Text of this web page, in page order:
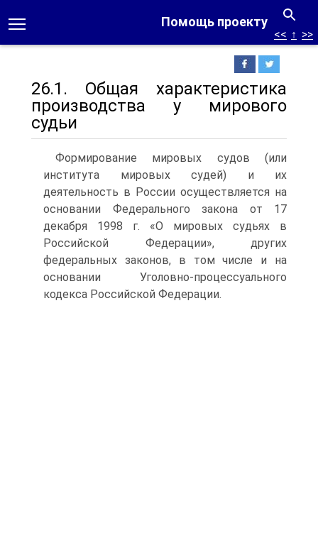
Помощь проекту
<< ↑ >>
26.1. Общая характеристика
производства у мирового
судьи
Формирование мировых судов (или
института мировых судей) и их
деятельность в России осуществляется на
основании Федерального закона от 17
декабря 1998 г. «О мировых судьях в
Российской Федерации», других
федеральных законов, в том числе и на
основании Уголовно-процессуального
кодекса Российской Федерации.